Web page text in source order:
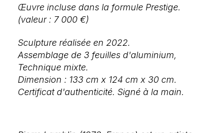
Œuvre incluse dans la formule Prestige.
(valeur : 7 000 €)
Sculpture réalisée en 2022.
Assemblage de 3 feuilles d'aluminium,
Technique mixte.
Dimension : 133 cm x 124 cm x 30 cm.
Certificat d'authenticité. Signé à la main.